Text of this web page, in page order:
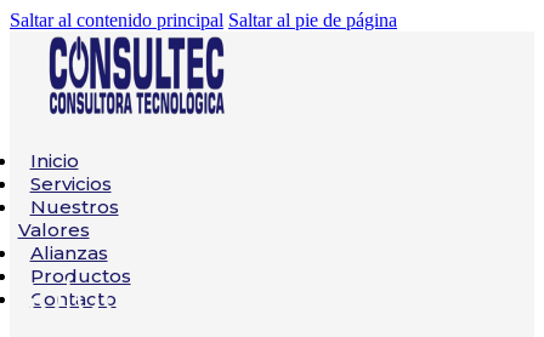
Saltar al contenido principal Saltar al pie de página
Inicio
Servicios
Nuestros
Valores
Alianzas
Productos
Contacto
Soluciones Tecnologicas